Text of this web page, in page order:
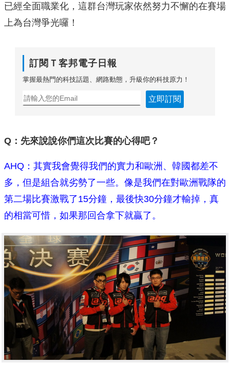
已經全面職業化，這群台灣玩家依然努力不懈的在賽場
上為台灣爭光囉！
訂閱Ｔ客邦電子日報
掌握最熱門的科技話題、網路動態，升級你的科技原力！
立即訂閱
Q：先來說說你們這次比賽的心得吧？
AHQ：其實我會覺得我們的實力和歐洲、韓國都差不
多，但是組合就劣勢了一些。像是我們在對歐洲戰隊的
第二場比賽激戰了15分鐘，最後快30分鐘才輸掉，真
的相當可惜，如果那回合拿下就贏了。